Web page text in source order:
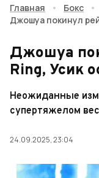
Главная • Бокс
•
Джошуа покинул
Джошуа
Ring, Усик
Неожиданные
супертяжелом
24.09.2025, 23:04